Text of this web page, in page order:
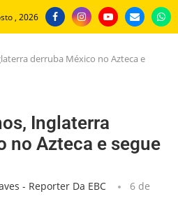
, 2026
derruba México no Azteca e
Inglaterra
no Azteca e segue
- Reporter Da EBC
6 de